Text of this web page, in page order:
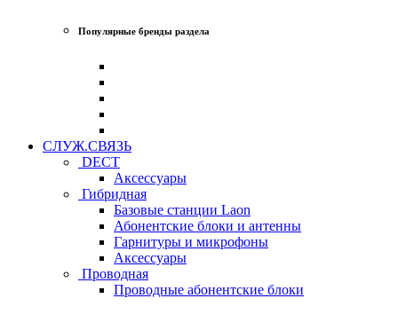
Популярные бренды раздела
СЛУЖ.СВЯЗЬ
DECT
Аксессуары
Гибридная
Базовые станции Laon
Абонентские блоки и антенны
Гарнитуры и микрофоны
Аксессуары
Проводная
Проводные абонентские блоки